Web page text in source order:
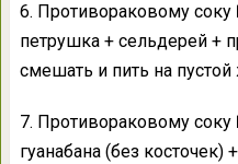
6. Противораковому
петрушка + сельдерей +
смешать и пить на
7. Противораковому
гуанабана (без косточек)